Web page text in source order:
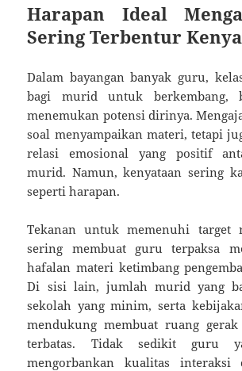
Harapan Ideal
Sering Terbentur
Dalam bayangan banyak guru,
bagi murid untuk berkembang,
menemukan potensi dirinya.
soal menyampaikan materi, tetapi
relasi emosional yang positif
murid. Namun, kenyataan sering
seperti harapan.
Tekanan untuk memenuhi target
sering membuat guru terpaksa
hafalan materi ketimbang
Di sisi lain, jumlah murid yang
sekolah yang minim, serta
mendukung membuat ruang
terbatas. Tidak sedikit guru
mengorbankan kualitas interaksi